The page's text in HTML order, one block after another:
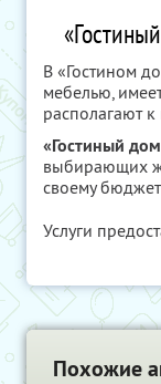
В «Гостином
мебелью,
располагают
«Гостиный
выбирающих
своему
Услуги
Похожие